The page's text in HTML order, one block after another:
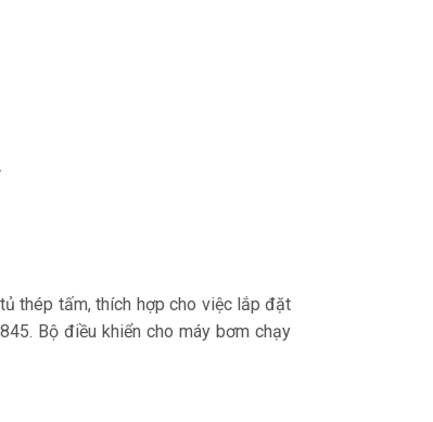
thép tấm, thích hợp cho việc lắp đặt
Bộ điều khiển cho máy bơm chạy